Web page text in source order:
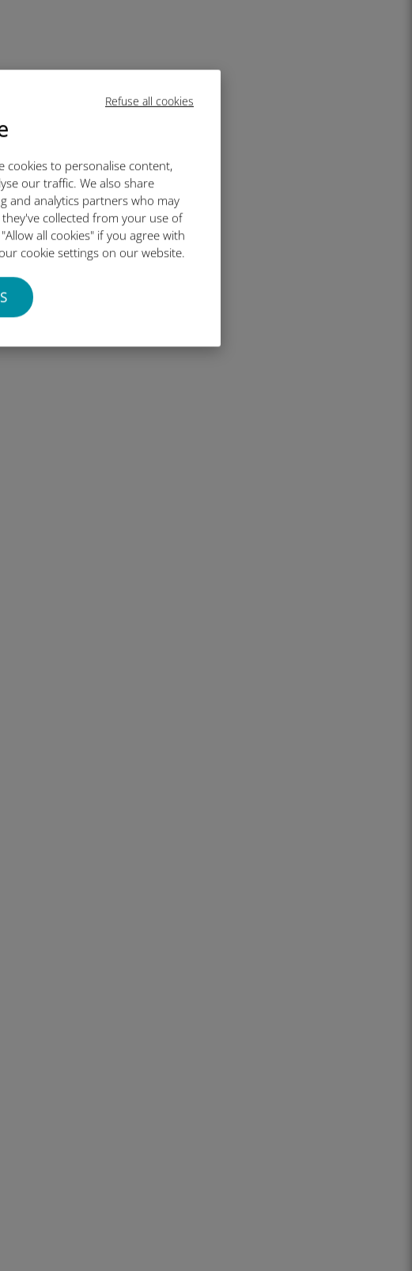
Refuse all cookies
cookies to personalise content,
our traffic. We also share
and analytics partners who may
collected from your use of
all cookies" if you agree with
cookie settings on our website.